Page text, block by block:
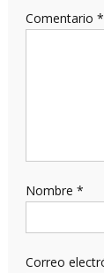
Comentario *
Nombre *
Correo